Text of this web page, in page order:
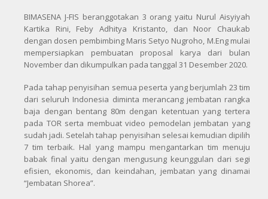
BIMASENA J-FIS beranggotakan 3 orang yaitu Nurul Aisyiyah
Kartika Rini, Feby Adhitya Kristanto, dan Noor Chaukab
dengan dosen pembimbing Maris Setyo Nugroho, M.Eng mulai
mempersiapkan pembuatan proposal karya dari bulan
November dan dikumpulkan pada tanggal 31 Desember 2020.
Pada tahap penyisihan semua peserta yang berjumlah 23 tim
dari seluruh Indonesia diminta merancang jembatan rangka
baja dengan bentang 80m dengan ketentuan yang tertera
pada TOR serta membuat video pemodelan jembatan yang
sudah jadi. Setelah tahap penyisihan selesai kemudian dipilih
7 tim terbaik. Hal yang mampu mengantarkan tim menuju
babak final yaitu dengan mengusung keunggulan dari segi
efisien, ekonomis, dan keindahan, jembatan yang dinamai
“Jembatan Shorea”.